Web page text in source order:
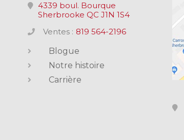
4339 boul. Bourque
Sherbrooke QC J1N 1S4
Ventes : 819 564-2196
Blogue
Notre histoire
Carrière